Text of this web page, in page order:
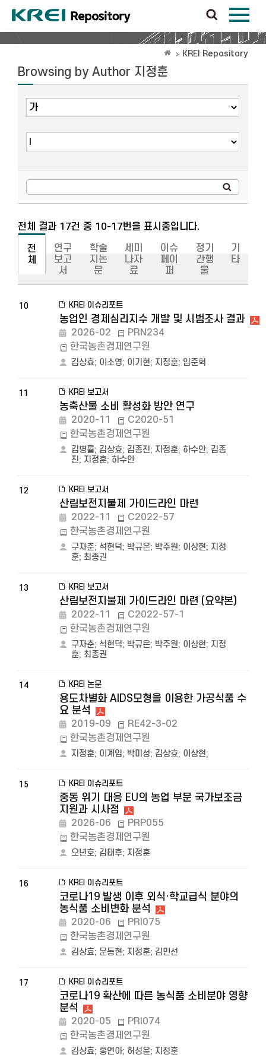
KREI Repository
Browsing by Author 지정훈
전체 결과 17건 중 10-17번을 표시중입니다.
전
체
연구
보고
서
학술
지논
문
세미
나자
료
이슈
페이
퍼
정기
간행
물
기
타
10 KREI 이슈리포트
농업인 경제심리지수 개발 및 시범조사 결과
2026-02
PRN234
한국농촌경제연구원
김상효; 이소영; 이기현; 지정훈; 임준혁
11 KREI 보고서
농축산물 소비 활성화 방안 연구
2020-11
C2020-51
한국농촌경제연구원
김병률; 김상효; 김종진; 지정훈; 하수안; 김종
진; 지정훈; 하수안
12 KREI 보고서
산림보전지불제 가이드라인 마련
2022-11
C2022-57
한국농촌경제연구원
구자춘; 석현덕; 박규은; 박주원; 이상현; 지정
훈; 최종권
13 KREI 보고서
산림보전지불제 가이드라인 마련 (요약본)
2022-11
C2022-57-1
한국농촌경제연구원
구자춘; 석현덕; 박규은; 박주원; 이상현; 지정
훈; 최종권
14 KREI 논문
용도차별화 AIDS모형을 이용한 가공식품 수
요 분석
2019-09
RE42-3-02
한국농촌경제연구원
지정훈; 이계임; 박미성; 김상효; 이상현;
15 KREI 이슈리포트
중동 위기 대응 EU의 농업 부문 국가보조금
지원과 시사점
2026-06
PRP055
한국농촌경제연구원
오년호; 김태후; 지정훈
16 KREI 이슈리포트
코로나19 발생 이후 외식·학교급식 분야의
농식품 소비변화 분석
2020-06
PRI075
한국농촌경제연구원
김상효; 문동현; 지정훈; 김민선
17 KREI 이슈리포트
코로나19 확산에 따른 농식품 소비분야 영향
분석
2020-05
PRI074
한국농촌경제연구원
김상효; 홍연아; 허성윤; 지정훈